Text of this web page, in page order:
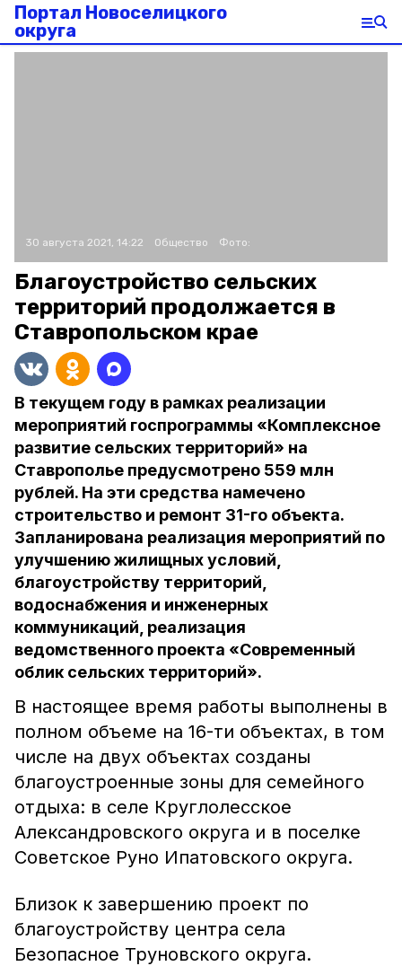
Портал Новоселицкого
округа
30 августа 2021, 14:22 Общество Фото:
Благоустройство сельских
территорий продолжается в
Ставропольском крае
В текущем году в рамках реализации
мероприятий госпрограммы «Комплексное
развитие сельских территорий» на
Ставрополье предусмотрено 559 млн
рублей. На эти средства намечено
строительство и ремонт 31-го объекта.
Запланирована реализация мероприятий по
улучшению жилищных условий,
благоустройству территорий,
водоснабжения и инженерных
коммуникаций, реализация
ведомственного проекта «Современный
облик сельских территорий».
В настоящее время работы выполнены в
полном объеме на 16-ти объектах, в том
числе на двух объектах созданы
благоустроенные зоны для семейного
отдыха: в селе Круглолесское
Александровского округа и в поселке
Советское Руно Ипатовского округа.
Близок к завершению проект по
благоустройству центра села
Безопасное Труновского округа.